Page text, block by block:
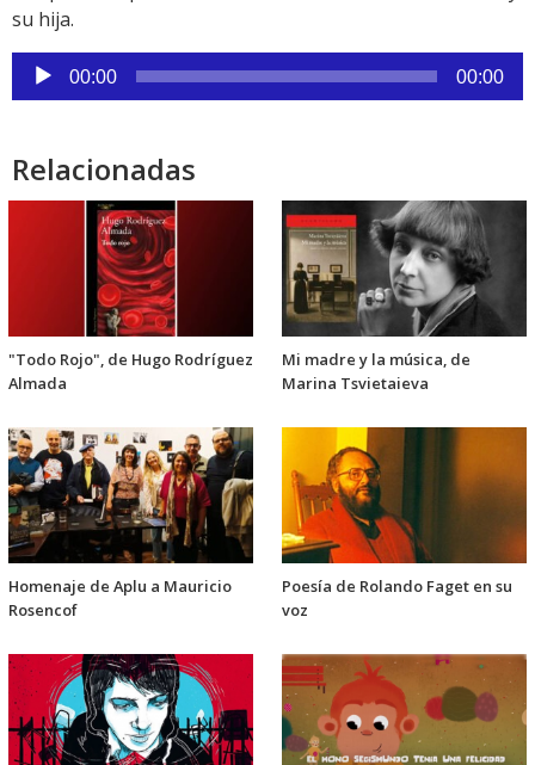
su hija.
Reproductor
de
00:00 00:00
Relacionadas
"Todo Rojo", de Hugo Rodríguez
Almada
Mi madre y la música, de
Marina Tsvietaieva
Homenaje de Aplu a Mauricio
Rosencof
Poesía de Rolando Faget en su
voz